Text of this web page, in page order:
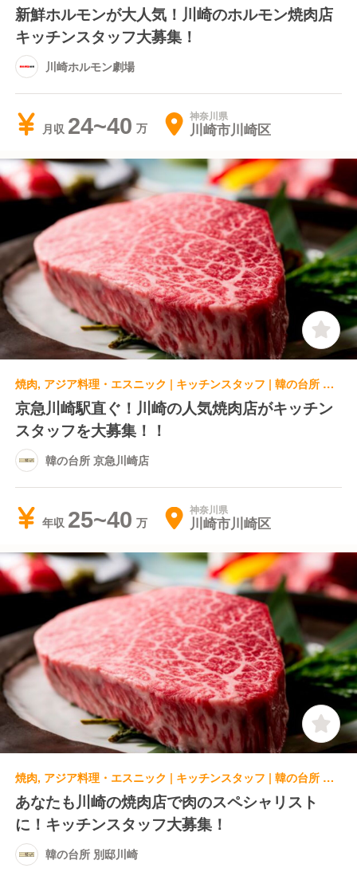
新鮮ホルモンが大人気！川崎のホルモン焼肉店
キッチンスタッフ大募集！
川崎ホルモン劇場
月収 24~40 神奈川県
川崎市川崎区
焼肉, アジア料理・エスニック | キッチンスタッフ | 韓の台所 京急川崎店
京急川崎駅直ぐ！川崎の人気焼肉店がキッチン
スタッフを大募集！！
韓の台所 京急川崎店
年収 25~40 神奈川県
川崎市川崎区
焼肉, アジア料理・エスニック | キッチンスタッフ | 韓の台所 別邸川崎
あなたも川崎の焼肉店で肉のスペシャリスト
に！キッチンスタッフ大募集！
韓の台所 別邸川崎